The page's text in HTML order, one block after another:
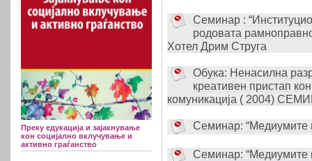
Преку едукација и зајакнување
кон социјално вклучување и
активно граѓанство
Семинар :
родовата
Хотел Дрим Струга
Обука: Ненасилна
креативен пристап
комуникација ( 2004)
Семинар: “Медиумите
Семинар: “Медиумите